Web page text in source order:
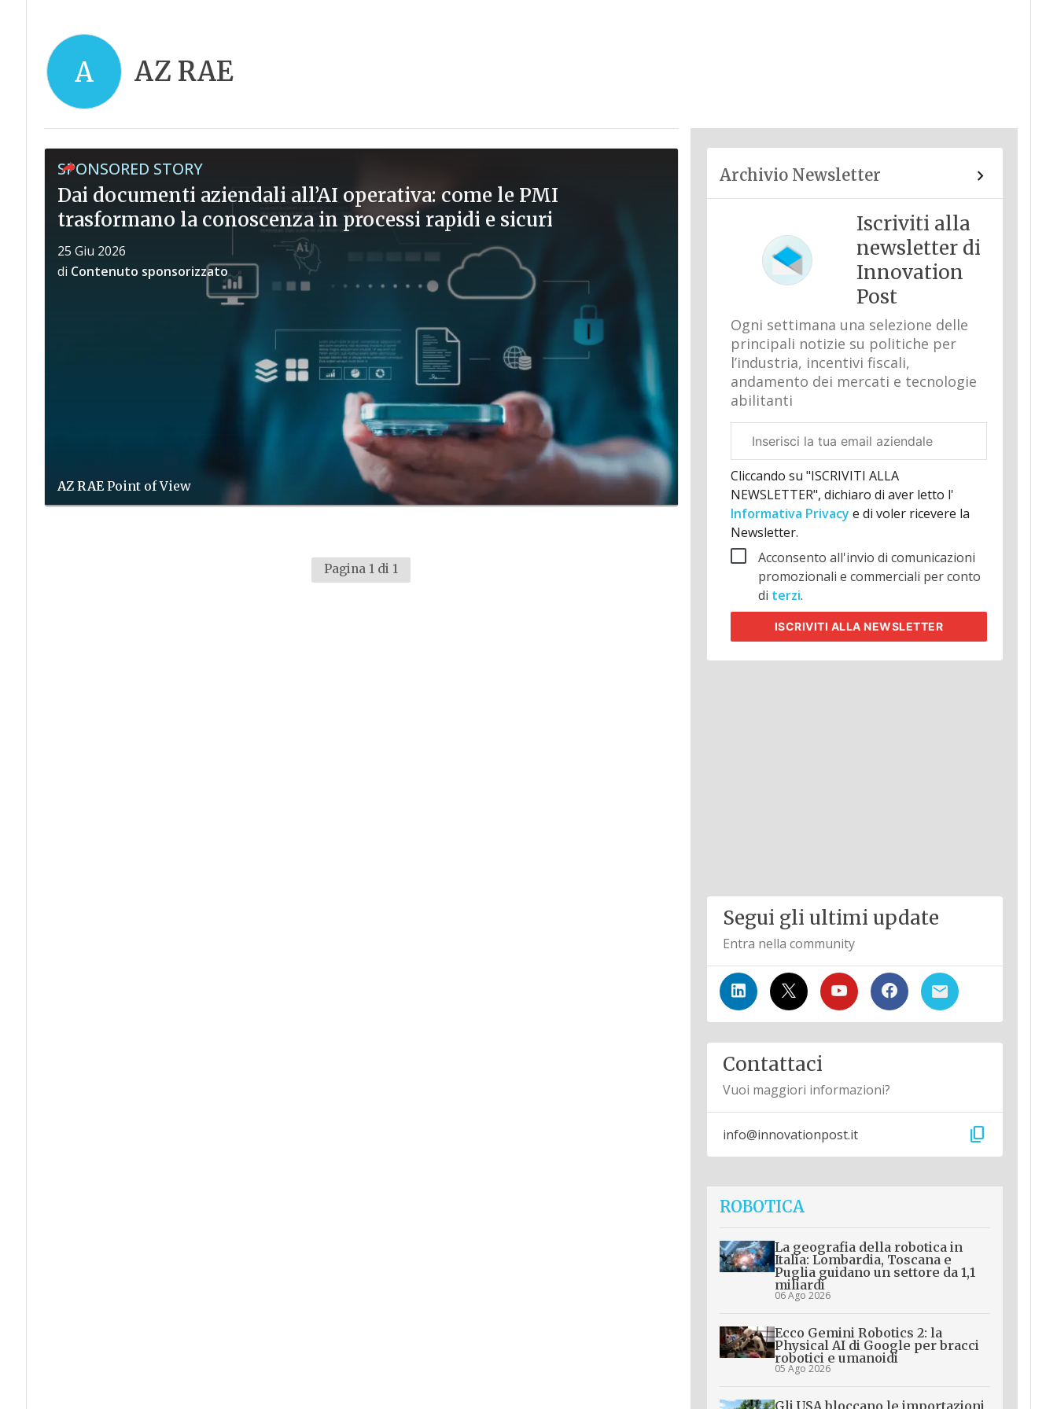
A AZ RAE
SPONSORED STORY
Dai documenti aziendali all’AI operativa: come le PMI
trasformano la conoscenza in processi rapidi e sicuri
25 Giu 2026
di Contenuto sponsorizzato
AZ RAEPoint of View
Pagina 1 di 1
Archivio Newsletter
Iscriviti alla
newsletter di
Innovation
Post
Ogni settimana una selezione delle
principali notizie su politiche per
l’industria, incentivi fiscali,
andamento dei mercati e tecnologie
abilitanti
aziendale
Cliccando su "ISCRIVITI ALLA
NEWSLETTER", dichiaro di aver letto l'
Informativa Privacy e di voler ricevere la
Newsletter.
Acconsento all'invio di comunicazioni
promozionali e commerciali per conto
di terzi.
ISCRIVITI ALLA NEWSLETTER
Segui gli ultimi update
Entra nella community
Contattaci
Vuoi maggiori informazioni?
info@innovationpost.it content_copy
ROBOTICA
La geografia della robotica in
Italia: Lombardia, Toscana e
Puglia guidano un settore da 1,1
miliardi
06 Ago 2026
Ecco Gemini Robotics 2: la
Physical AI di Google per bracci
robotici e umanoidi
05 Ago 2026